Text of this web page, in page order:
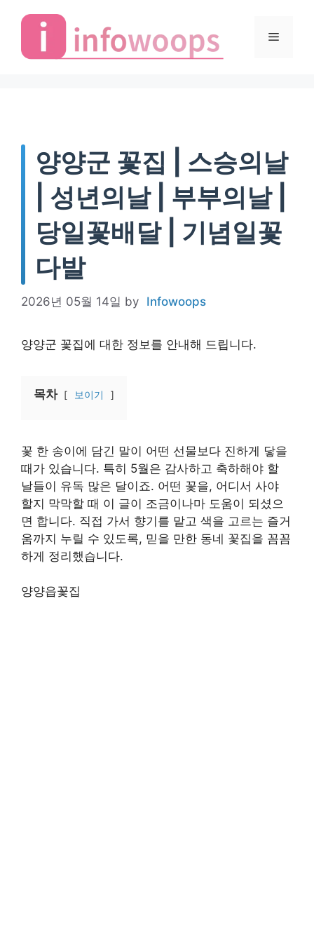
Menu
양양군 꽃집 | 스승의날
| 성년의날 | 부부의날 |
당일꽃배달 | 기념일꽃
다발
2026년 05월 14일 by Infowoops
양양군 꽃집에 대한 정보를 안내해 드립니다.
목차 보이기
꽃 한 송이에 담긴 말이 어떤 선물보다 진하게 닿을
때가 있습니다. 특히 5월은 감사하고 축하해야 할
날들이 유독 많은 달이죠. 어떤 꽃을, 어디서 사야
할지 막막할 때 이 글이 조금이나마 도움이 되셨으
면 합니다. 직접 가서 향기를 맡고 색을 고르는 즐거
움까지 누릴 수 있도록, 믿을 만한 동네 꽃집을 꼼꼼
하게 정리했습니다.
양양읍꽃집